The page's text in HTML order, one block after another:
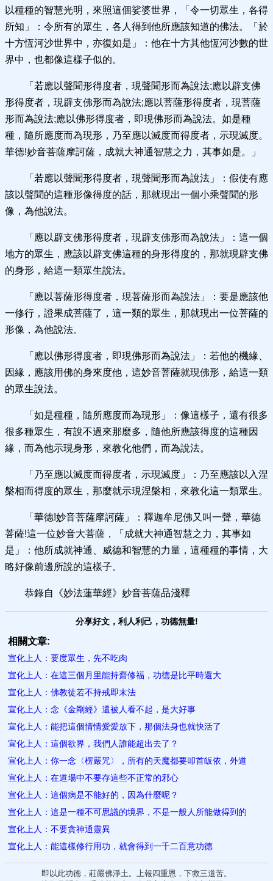
以種種的智慧光明，來照這個娑婆世界，「令一切眾生，各得
所知」：令所有的眾生，各人得到他所應該知道的佛法。「於
十方恆河沙世界中，亦復如是」：他在十方其他恆河沙數的世
界中，也都像這樣子似的。
「若應以聲聞形得度者，現聲聞形而為說法;應以辟支佛
形得度者，現辟支佛形而為說法;應以菩薩形得度者，現菩薩
形而為說法;應以佛形得度者，即現佛形而為說法。如是種
種，隨所應度而為現形，乃至應以滅度而得度者，示現滅度。
華德!妙音菩薩摩訶薩，成就大神通智慧之力，其事如是。」
「若應以聲聞形得度者，現聲聞形而為說法」：假使有應
該以聲聞的這種形像得度的話，那就現出一個小乘聲聞的形
像，為他說法。
「應以辟支佛形得度者，現辟支佛形而為說法」：這一個
地方的眾生，應該以辟支佛這種的身形得度的，那就現辟支佛
的身形，給這一類眾生說法。
「應以菩薩形得度者，現菩薩形而為說法」：要是應該他
一修行，證果成菩薩了，這一類的眾生，那就現出一位菩薩的
形像，為他說法。
「應以佛形得度者，即現佛形而為說法」：若他的機緣、
因緣，應該用佛的身來度他，這妙音菩薩就現佛形，給這一類
的眾生說法。
「如是種種，隨所應度而為現形」：像這樣子，還有很多
很多種眾生，有說不過來那麼多，隨他所應該得度的這種因
緣，而為他示現身形，來教化他們，而為說法。
「乃至應以滅度而得度者，示現滅度」：乃至應該以入涅
槃相而得度的眾生，那麼就示現涅槃相，來教化這一類眾生。
「華德!妙音菩薩摩訶薩」：釋迦牟尼佛又叫一聲，華德
菩薩!這一位妙音大菩薩，「成就大神通智慧之力，其事如
是」：他所成就神通、威德和智慧的力量，這種種的事情，大
略好像前邊所說的這樣子。
恭錄自《妙法蓮華經》妙音菩薩品淺釋
分享好文，利人利己，功德無量!
相關文章:
宣化上人：要度眾生，先不吃肉
宣化上人：在這三個月里能持齋修福，功德是比平時還大
宣化上人：佛教徒若不持戒即末法
宣化上人：念《金剛經》還被人看不起，是大好事
宣化上人：能把這個情情愛愛放下，那個法身也就快活了
宣化上人：這個欲界，我們人誰能超出去了？
宣化上人：你一念〈楞嚴咒〉，所有的天魔都要叩首皈依，外道
宣化上人：在道場中不要存這些不正常的邪心
宣化上人：這個病是不能好的，因為什麼呢？
宣化上人：這是一種不可思議的境界，不是一般人所能做得到的
宣化上人：不要貪神通靈異
宣化上人：能這樣修行用功，就會得到一千二百意功德
即以此功德，莊嚴佛淨土。上報四重恩，下救三道苦。